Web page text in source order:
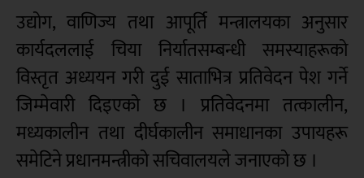
उद्योग, वाणिज्य तथा आपूर्ति मन्त्रालयका अनुसार
कार्यदललाई चिया निर्यातसम्बन्धी समस्याहरूको
विस्तृत अध्ययन गरी दुई साताभित्र प्रतिवेदन पेश गर्ने
जिम्मेवारी दिइएको छ । प्रतिवेदनमा तत्कालीन,
मध्यकालीन तथा दीर्घकालीन समाधानका उपायहरू
समेटिने प्रधानमन्त्रीको सचिवालयले जनाएको छ ।